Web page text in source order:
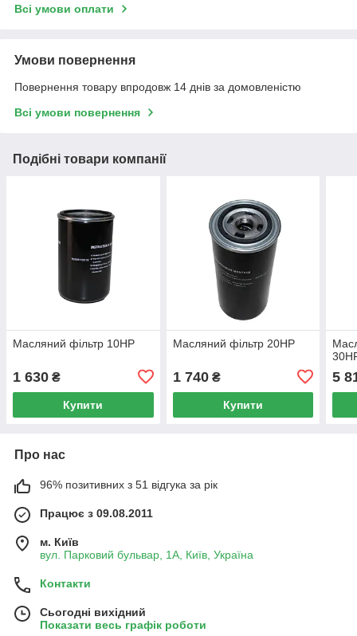
Всі умови оплати
Умови повернення
Повернення товару впродовж 14 днів за домовленістю
Всі умови повернення
Подібні товари компанії
Масляний фільтр 10HP
1 630 ₴
Купити
Масляний фільтр 20HP
1 740₴
Купити
5
Про нас
96% позитивних з 51 відгука за рік
Працює з 09.08.2011
м. Київ
вул. Парковий бульвар, 1А, Київ, Україна
Контакти
Сьогодні вихідний
Показати весь графік роботи